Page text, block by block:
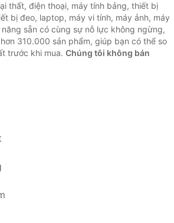
thất, điện thoại, máy tính bảng, thiết bị
bị đeo, laptop, máy vi tính, máy ảnh, máy
sẵn có cùng sự nỗ lực không ngừng,
310.000 sản phẩm, giúp bạn có thể so
trước khi mua. Chúng tôi không bán